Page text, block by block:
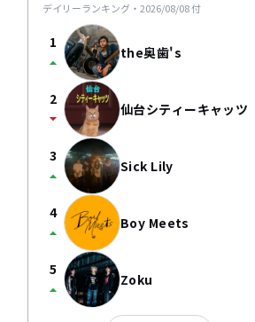
デイリーランキング・ 2026/08/08付
1
arrow_drop_up the奥歯's
2
arrow_drop_down 仙台シティーキャッツ
3
arrow_drop_up Sick Lily
4
arrow_drop_up Boy Meets
5
arrow_drop_up Zoku